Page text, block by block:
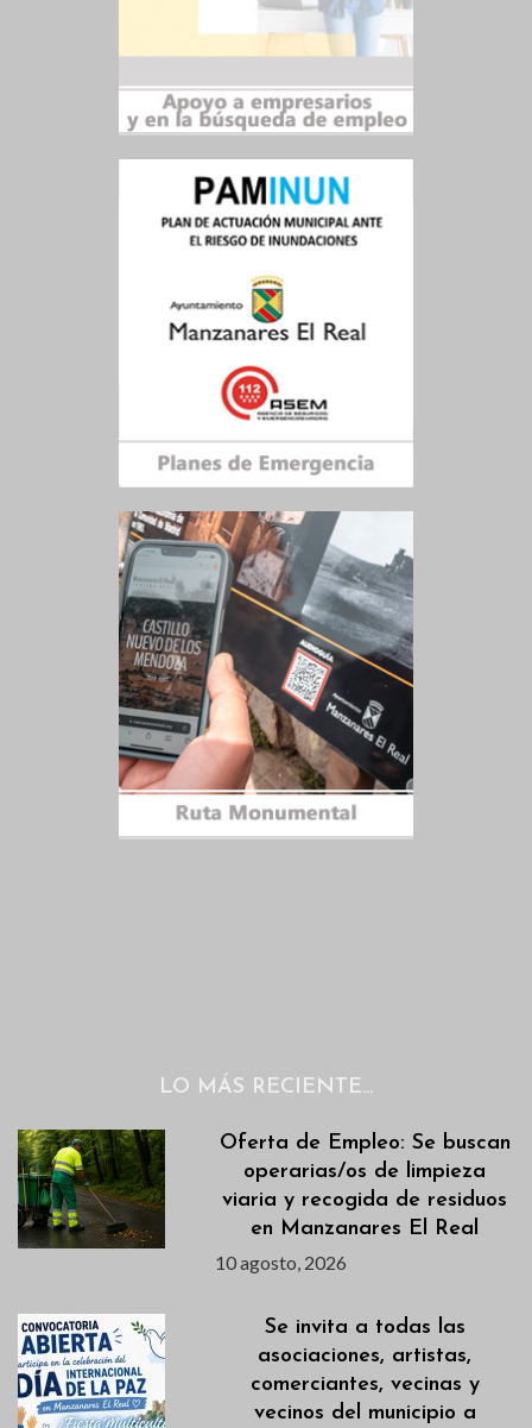
LO MÁS RECIENTE…
Oferta de Empleo: Se buscan
operarias/os de limpieza
viaria y recogida de residuos
en Manzanares El Real
10 agosto, 2026
Se invita a todas las
asociaciones, artistas,
comerciantes, vecinas y
vecinos del municipio a